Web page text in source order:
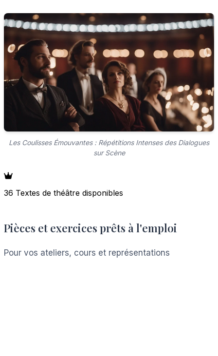
Les Coulisses Émouvantes : Répétitions Intenses des Dialogues
sur Scène
36 Textes de théâtre disponibles
Pièces et exercices prêts à l'emploi
Pour vos ateliers, cours et représentations